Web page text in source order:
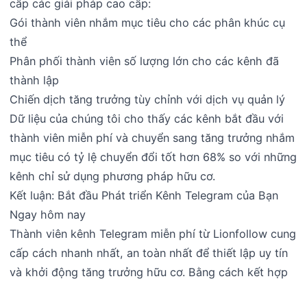
cấp các giải pháp cao cấp:
Gói thành viên nhắm mục tiêu cho các phân khúc cụ
thể
Phân phối thành viên số lượng lớn cho các kênh đã
thành lập
Chiến dịch tăng trưởng tùy chỉnh với dịch vụ quản lý
Dữ liệu của chúng tôi cho thấy các kênh bắt đầu với
thành viên miễn phí và chuyển sang tăng trưởng nhắm
mục tiêu có tỷ lệ chuyển đổi tốt hơn 68% so với những
kênh chỉ sử dụng phương pháp hữu cơ.
Kết luận: Bắt đầu Phát triển Kênh Telegram của Bạn
Ngay hôm nay
Thành viên kênh Telegram miễn phí từ Lionfollow cung
cấp cách nhanh nhất, an toàn nhất để thiết lập uy tín
và khởi động tăng trưởng hữu cơ. Bằng cách kết hợp